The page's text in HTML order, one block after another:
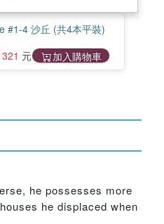
#1-4 沙丘 (共4本平裝)
元
加入購物車
he possesses more
he displaced when